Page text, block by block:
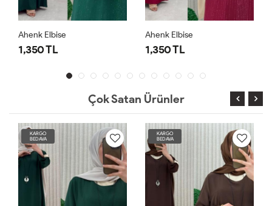
Ahenk Elbise
1,350 TL
Ahenk Elbise
1,350 TL
Çok Satan Ürünler
KARGO
BEDAVA
KARGO
BEDAVA